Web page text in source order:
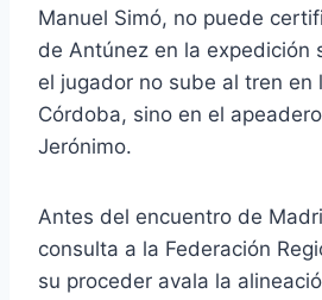
Manuel Simó, no puede
de Antúnez en la expedición
el jugador no sube al tren en
Córdoba, sino en el
Jerónimo.
Antes del encuentro de
consulta a la Federación
su proceder avala la